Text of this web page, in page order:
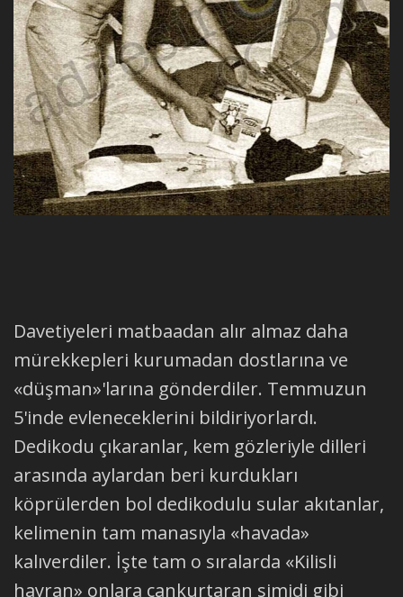
Davetiyeleri matbaadan alır almaz daha
mürekkepleri kurumadan dostlarına ve
«düşman»'larına gönderdiler. Temmuzun
5'inde evleneceklerini bildiriyorlardı.
Dedikodu çıkaranlar, kem gözleriyle dilleri
arasında aylardan beri kurdukları
köprülerden bol dedikodulu sular akıtanlar,
kelimenin tam manasıyla «havada»
kalıverdiler. İşte tam o sıralarda «Kilisli
hayran» onlara cankurtaran simidi gibi